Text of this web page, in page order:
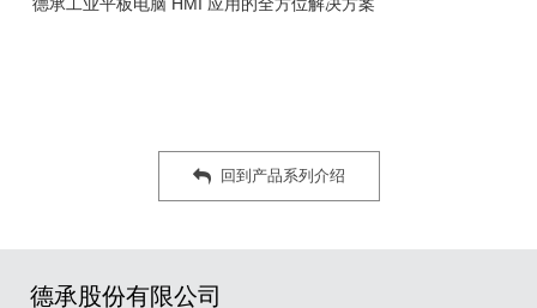
回到产品系列介绍
德承股份有限公司